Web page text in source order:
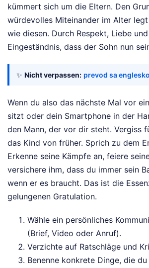
kümmert sich um die Eltern. Den
würdevolles Miteinander im Alter legt
wie diesen. Durch Respekt, Liebe
Eingeständnis, dass der Sohn nun
✨ Nicht verpassen: prevod sa
Wenn du also das nächste Mal vor
sitzt oder dein Smartphone in der
den Mann, der vor dir steht. Vergiss
das Kind von früher. Sprich zu dem
Erkenne seine Kämpfe an, feiere
versichere ihm, dass du immer sein
wenn er es braucht. Das ist die
gelungenen Gratulation.
Wähle ein persönliches
(Brief, Video oder Anruf).
Verzichte auf Ratschläge und
Benenne konkrete Dinge, die du